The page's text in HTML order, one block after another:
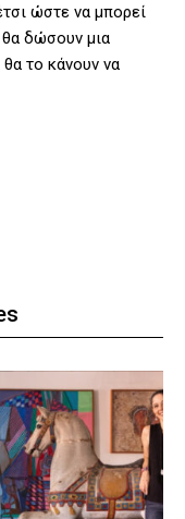
ώστε να μπορεί
θα δώσουν μια
το κάνουν να